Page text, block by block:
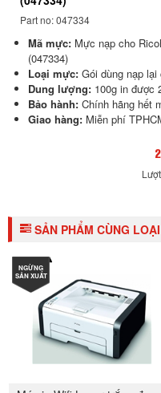
Part no: 047334
Mã mực: Mực nạp cho
(047334)
Loại mực: Gói dùng nạp
Dung lượng: 100g in được
Bảo hành: Chính hãng hết
Giao hàng: Miễn phí
SẢN PHẨM CÙNG LOẠI
NGỪNG
SẢN XUẤT